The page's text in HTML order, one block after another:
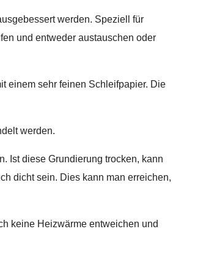
werden. Speziell für
und entweder austauschen oder
einem sehr feinen Schleifpapier. Die
werden.
Ist diese Grundierung trocken, kann
dicht sein. Dies kann man erreichen,
keine Heizwärme entweichen und